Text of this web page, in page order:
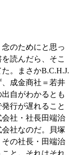
のためにと思っ
読んだら、そこ
。まさかB.C.H.J.
成金商社＝若井
自がわかるとも
行が遅れること
社・社長田端治
会社なのだ。貝塚
の社長・田端治
と。それはそれ